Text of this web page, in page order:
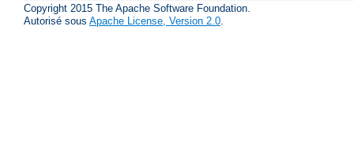
Copyright 2015 The Apache Software Foundation.
Autorisé sous Apache License, Version 2.0